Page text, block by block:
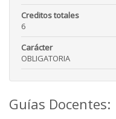
Creditos totales
6
Carácter
OBLIGATORIA
Guías Docentes: